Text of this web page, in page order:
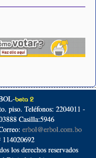
beta 2
piso. Teléfonos: 2204011 -
Casilla:5946
erbol@erbol.com.bo
114020692
los derechos reservados